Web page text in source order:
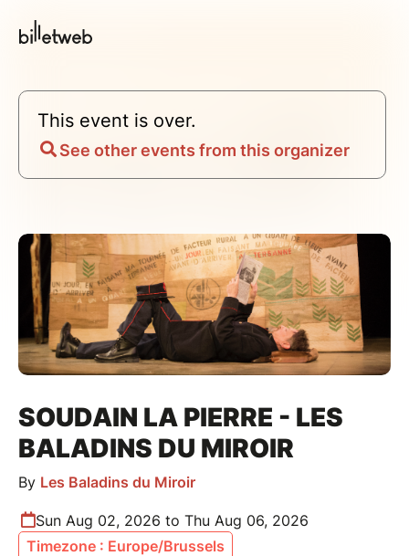
This event is over.
See other events from this organizer
SOUDAIN LA PIERRE - LES
BALADINS DU MIROIR
By Les Baladins du Miroir
Sun Aug 02, 2026 to Thu Aug 06, 2026
Timezone : Europe/Brussels